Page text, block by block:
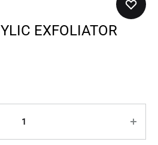
EXFOLIATOR